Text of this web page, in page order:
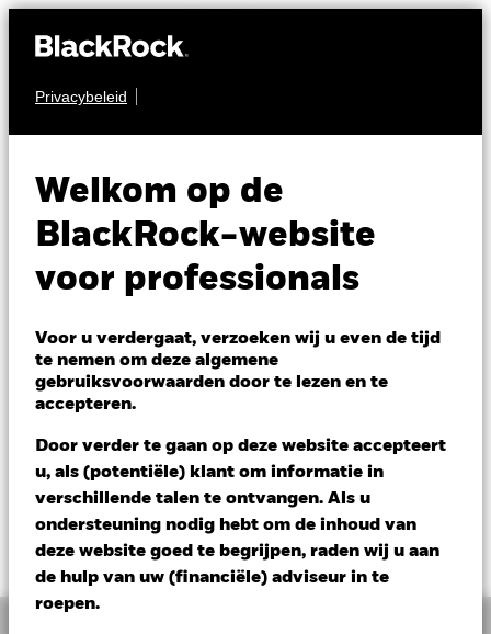
Privacybeleid
Welkom op de
BlackRock-website
voor professionals
Voor u verdergaat, verzoeken wij u even de tijd
te nemen om deze algemene
gebruiksvoorwaarden door te lezen en te
accepteren.
Door verder te gaan op deze website accepteert
u, als (potentiële) klant om informatie in
verschillende talen te ontvangen. Als u
ondersteuning nodig hebt om de inhoud van
deze website goed te begrijpen, raden wij u aan
de hulp van uw (financiële) adviseur in te
roepen.
MULTI-ASSET
Global Allocation
Fund
EUR 13,77
Variatie 52wk: 11,90 - 13,91
Verandering NAV 1 dag per 07/aug/2026
EUR 0,00 (0,00%)
Morningstar Rating